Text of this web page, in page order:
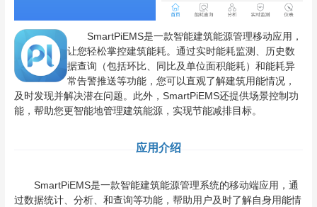
SmartPiEMS是一款智能建筑能源管理移动应用，
让您轻松掌控建筑能耗。通过实时能耗监测、历史数
据查询（包括环比、同比及单位面积能耗）和能耗异
常告警推送等功能，您可以直观了解建筑用能情况，
及时发现并解决潜在问题。此外，SmartPiEMS还提供场景控制功
能，帮助您更智能地管理建筑能源，实现节能减排目标。
应用介绍
SmartPiEMS是一款智能建筑能源管理系统的移动端应用，通
过数据统计、分析、和查询等功能，帮助用户及时了解自身用能情